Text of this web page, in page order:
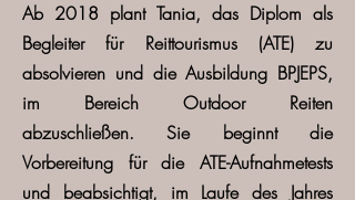
Ab 2018 plant Tania, das Diplom als
Begleiter für Reittourismus (ATE) zu
absolvieren und die Ausbildung BPJEPS,
im Bereich Outdoor Reiten
abzuschließen. Sie beginnt die
Vorbereitung für die ATE-Aufnahmetests
und beabsichtigt, im Laufe des Jahres